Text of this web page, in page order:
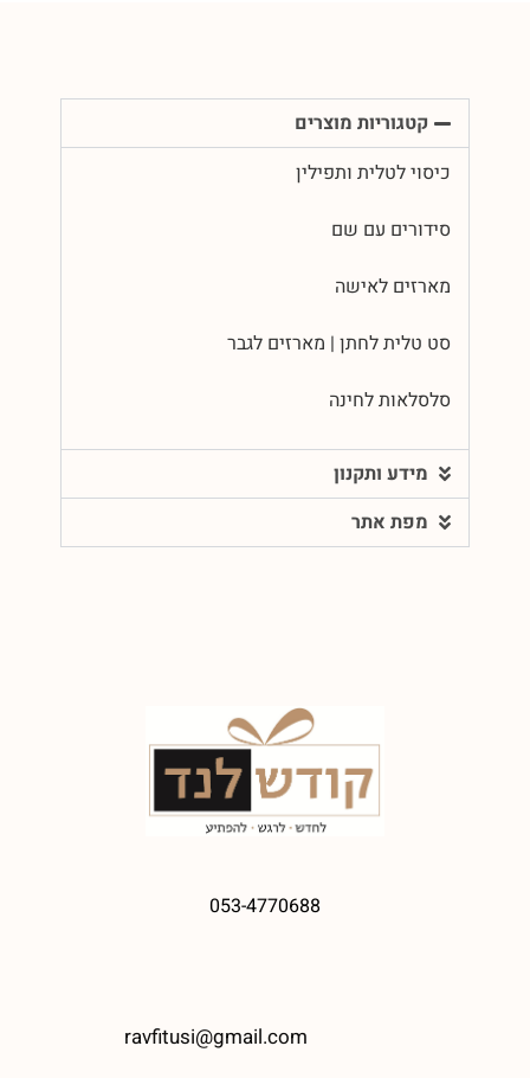
קטגוריות מוצרים
כיסוי לטלית ותפילין
סידורים עם שם
מארזים לאישה
סט טלית לחתן | מארזים לגבר
סלסלאות לחינה
מידע ותקנון
מפת אתר
053-4770688